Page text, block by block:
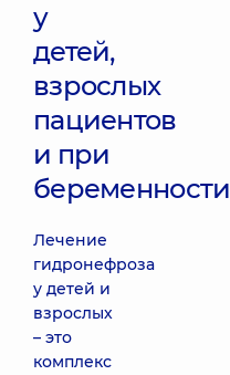
у
детей,
взрослых
пациентов
и при
беременности
Лечение
гидронефроза
у детей и
взрослых
– это
комплекс